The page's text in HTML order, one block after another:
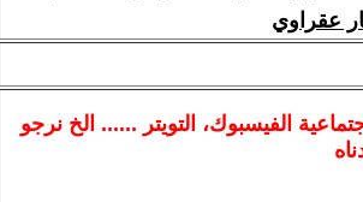
عقراوي
الفيسبوك، التويتر ...... الخ نرجو